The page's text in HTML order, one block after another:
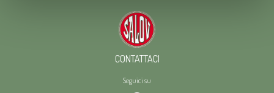
CONTATTACI
Seguici su